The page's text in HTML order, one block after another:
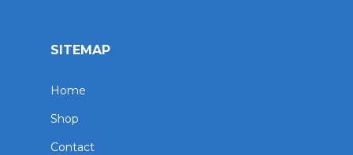
SITEMAP
Home
Shop
Contact